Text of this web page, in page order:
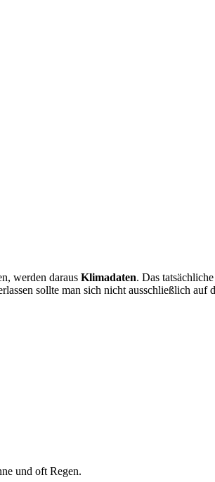
werden daraus Klimadaten. Das
sollte man sich nicht ausschließlich auf
und oft Regen.